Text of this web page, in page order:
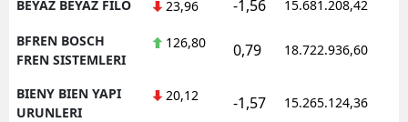
BEYAZ BEYAZ FILO 23,96 -1,56 15.681.208,42
BFREN BOSCH
FREN SISTEMLERI
126,80 0,79 18.722.936,60
BIENY BIEN YAPI
URUNLERI
20,12 -1,57 15.265.124,36